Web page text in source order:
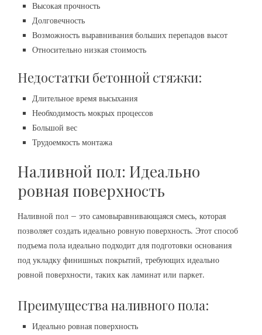
Высокая прочность
Долговечность
Возможность выравнивания больших перепадов высот
Относительно низкая стоимость
Недостатки бетонной стяжки:
Длительное время высыхания
Необходимость мокрых процессов
Большой вес
Трудоемкость монтажа
Наливной пол: Идеально
ровная поверхность
Наливной пол – это самовыравнивающаяся смесь, которая
позволяет создать идеально ровную поверхность. Этот способ
подъема пола идеально подходит для подготовки основания
под укладку финишных покрытий, требующих идеально
ровной поверхности, таких как ламинат или паркет.
Преимущества наливного пола:
Идеально ровная поверхность